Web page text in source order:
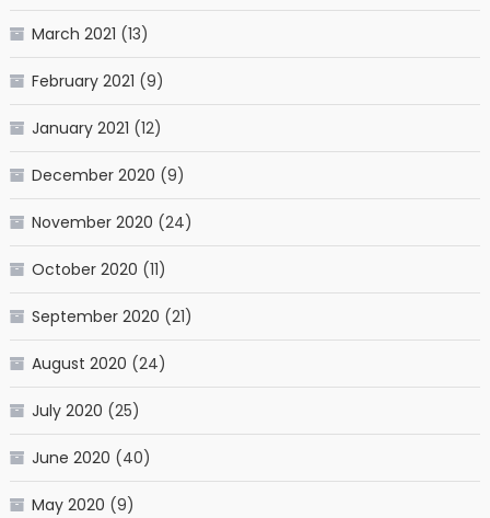
March 2021 (13)
February 2021 (9)
January 2021 (12)
December 2020 (9)
November 2020 (24)
October 2020 (11)
September 2020 (21)
August 2020 (24)
July 2020 (25)
June 2020 (40)
May 2020 (9)